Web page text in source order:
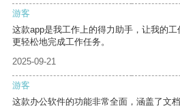
游客
这款app是我工作上的得力助手，让我的
更轻松地完成工作任务。
2025-09-21
游客
这款办公软件的功能非常全面，涵盖了文